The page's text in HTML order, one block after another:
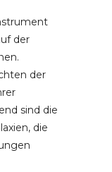
der
der
sind die
die